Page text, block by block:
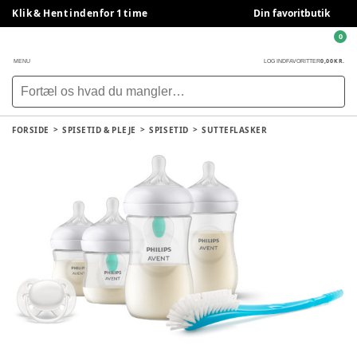
Klik & Hent indenfor 1 time Din favoritbutik
MENU LOG INDFAVORITTER0,00 KR.
0
FORSIDE SPISETID & PLEJE SPISETID SUTTEFLASKER